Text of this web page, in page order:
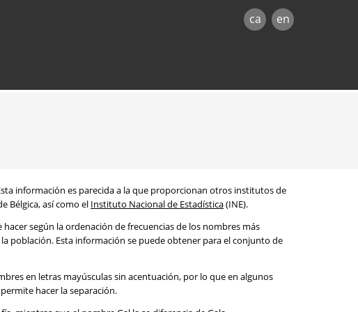
ca en
información es parecida a la que proporcionan otros institutos de
Bélgica, así como el Instituto Nacional de Estadística(INE).
según la ordenación de frecuencias de los nombres más
población. Esta información se puede obtener para el conjunto de
en letras mayúsculas sin acentuación, por lo que en algunos
hacer la separación.